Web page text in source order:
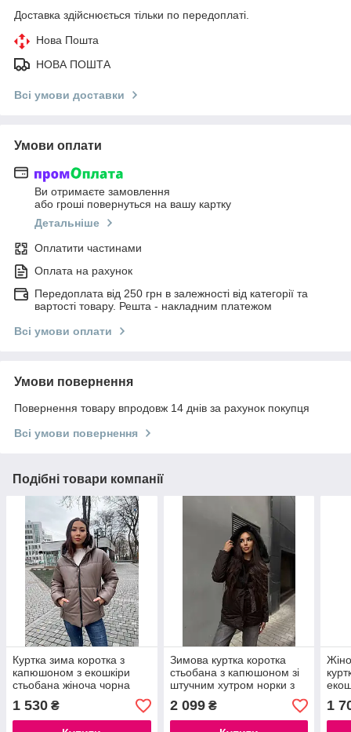
Доставка здійснюється тільки по передоплаті.
Нова Пошта
НОВА ПОШТА
Всі умови доставки
Умови оплати
Ви отримаєте замовлення
або гроші повернуться на вашу картку
Детальніше
Оплатити частинами
Оплата на рахунок
Передоплата від 250 грн в залежності від категорії та
вартості товару. Решта - накладним платежом
Всі умови оплати
Умови повернення
Повернення товару впродовж 14 днів за рахунок покупця
Всі умови повернення
Подібні товари компанії
Куртка зима коротка з
капюшоном з екошкіри
стьобана жіноча чорна
коричневий шоколад
1 530 ₴
Зимова куртка коротка
стьобана з капюшоном зі
штучним хутром норки з
поясом, розміри S, M, L
2 099₴ 1